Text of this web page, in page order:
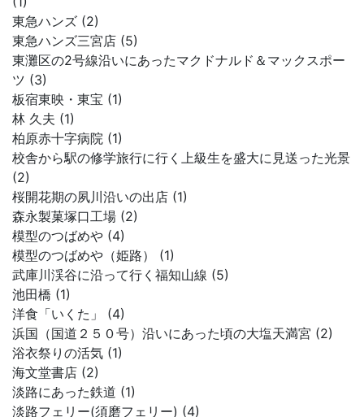
東急ハンズ (2)
東急ハンズ三宮店 (5)
東灘区の2号線沿いにあったマクドナルド＆マックスポー
ツ (3)
板宿東映・東宝 (1)
林 久夫 (1)
柏原赤十字病院 (1)
校舎から駅の修学旅行に行く上級生を盛大に見送った光景
(2)
桜開花期の夙川沿いの出店 (1)
森永製菓塚口工場 (2)
模型のつばめや (4)
模型のつばめや（姫路） (1)
武庫川渓谷に沿って行く福知山線 (5)
池田橋 (1)
洋食「いくた」 (4)
浜国（国道２５０号）沿いにあった頃の大塩天満宮 (2)
浴衣祭りの活気 (1)
海文堂書店 (2)
淡路にあった鉄道 (1)
淡路フェリー(須磨フェリー) (4)